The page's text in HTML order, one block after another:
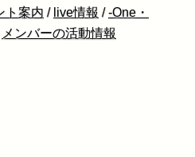
ト案内 / live情報 /-One・
メンバーの活動情報